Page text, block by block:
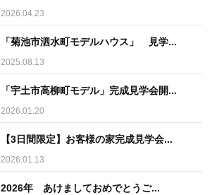
2026.04.23
「菊池市泗水町モデルハウス」 見学...
2025.08.13
「宇土市高柳町モデル」完成見学会開...
2026.01.20
【3日間限定】お客様の家完成見学会...
2026.01.13
2026年 あけましておめでとうご...